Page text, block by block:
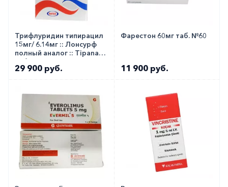
Трифлуридин типирацил
15мг/ 6.14мг :: Лонсурф
полный аналог :: Tipanat
таб. №20
29 900 руб.
Фарестон 60мг таб. №60
11 900 руб.